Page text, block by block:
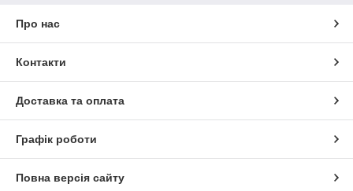
Про нас
Контакти
Доставка та оплата
Графік роботи
Повна версія сайту